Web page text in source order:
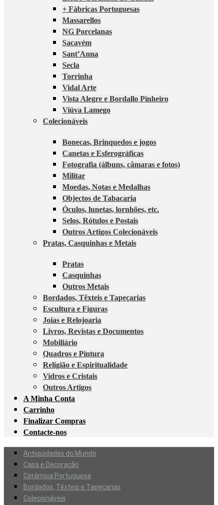
+ Fábricas Portuguesas
Massarellos
NG Porcelanas
Sacavém
Sant’Anna
Secla
Torrinha
Vidal Arte
Vista Alegre e Bordallo Pinheiro
Viúva Lamego
Colecionáveis
Bonecas, Brinquedos e jogos
Canetas e Esferográficas
Fotografia (álbuns, câmaras e fotos)
Militar
Moedas, Notas e Medalhas
Objectos de Tabacaria
Óculos, lunetas, lornhões, etc.
Selos, Rótulos e Postais
Outros Artigos Colecionáveis
Pratas, Casquinhas e Metais
Pratas
Casquinhas
Outros Metais
Bordados, Têxteis e Tapeçarias
Escultura e Figuras
Joias e Relojoaria
Livros, Revistas e Documentos
Mobiliário
Quadros e Pintura
Religião e Espiritualidade
Vidros e Cristais
Outros Artigos
A Minha Conta
Carrinho
Finalizar Compras
Contacte-nos
Antiguidades do Mundo
Casa e Decoração
Cerâmica Portuguesa
Bordados, Têxteis e Tapeçarias
Colecionáveis